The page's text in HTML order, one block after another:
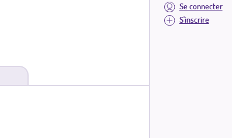
Se connecter
S'inscrire